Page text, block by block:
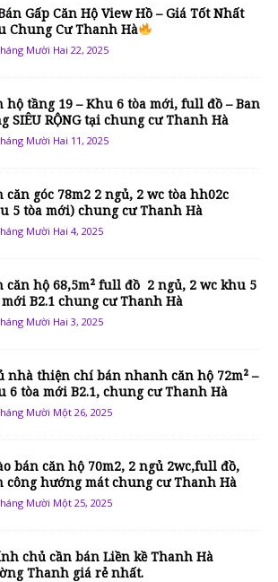
Gấp Căn Hộ View Hồ – Giá Tốt Nhất
Chung Cư Thanh Hà
Mười Hai 22, 2025
hộ tầng 19 – Khu 6 tòa mới, full đồ – Ban
SIÊU RỘNG tại chung cư Thanh Hà
Mười Hai 11, 2025
căn góc 78m2 2 ngủ, 2 wc tòa hh02c
5 tòa mới) chung cư Thanh Hà
Mười Hai 4, 2025
căn hộ 68,5m² full đồ 2 ngủ, 2 wc khu 5
B2.1 chung cư Thanh Hà
Mười Hai 3, 2025
nhà thiện chí bán nhanh căn hộ 72m² –
6 tòa mới B2.1, chung cư Thanh Hà
Mười Một 26, 2025
bán căn hộ 70m2, 2 ngủ 2wc,full đồ,
công hướng mát chung cư Thanh Hà
Mười Một 25, 2025
chủ cần bán Liền kề Thanh Hà
Thanh giá rẻ nhất.